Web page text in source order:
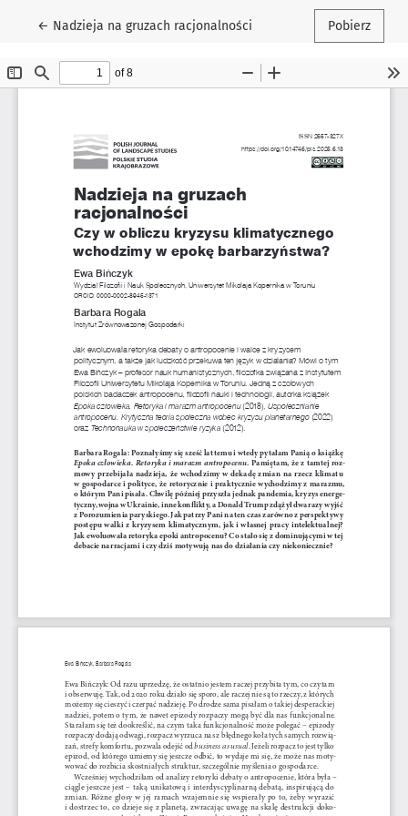
← Wróć do szczegółów artykułu
Nadzieja na gruzach racjonalności Pobierz